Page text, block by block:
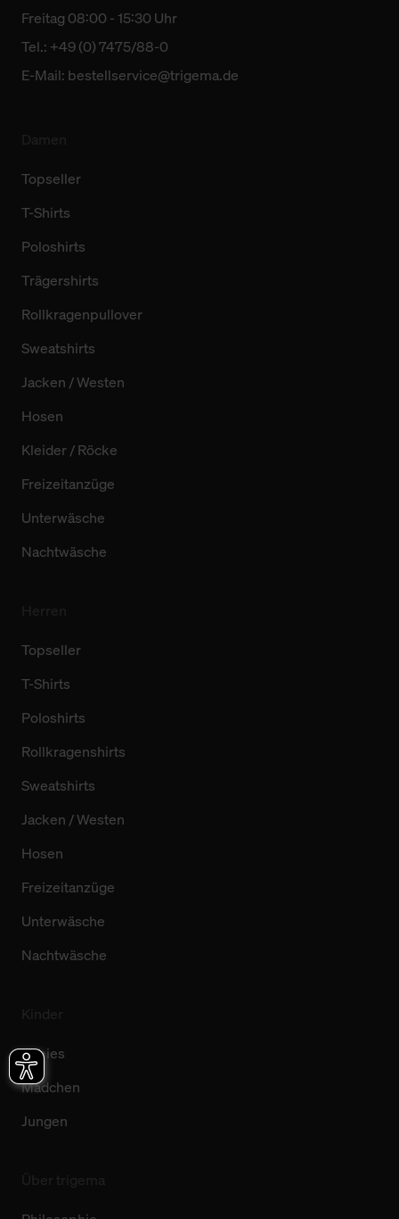
Freitag 08:00 - 15:30 Uhr
Tel.: +49 (0) 7475/88-0
E-Mail: bestellservice@trigema.de
Topseller
T-Shirts
Poloshirts
Trägershirts
Rollkragenpullover
Sweatshirts
Jacken / Westen
Hosen
Kleider / Röcke
Freizeitanzüge
Unterwäsche
Nachtwäsche
Topseller
T-Shirts
Poloshirts
Rollkragenshirts
Sweatshirts
Jacken / Westen
Hosen
Freizeitanzüge
Unterwäsche
Nachtwäsche
Babies
Mädchen
Jungen